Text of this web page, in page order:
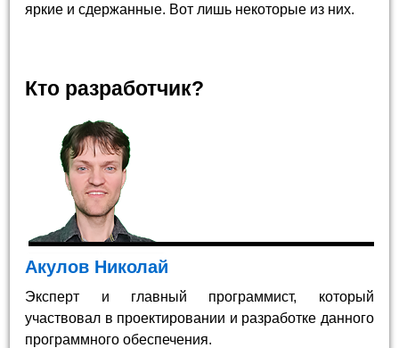
яркие и сдержанные. Вот лишь некоторые из них.
Кто разработчик?
Акулов Николай
Эксперт и главный программист, который
участвовал в проектировании и разработке данного
программного обеспечения.